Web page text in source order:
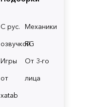
С рус.
озвучкой
Механики
RG
Игры
от
xatab
От 3-го
лица